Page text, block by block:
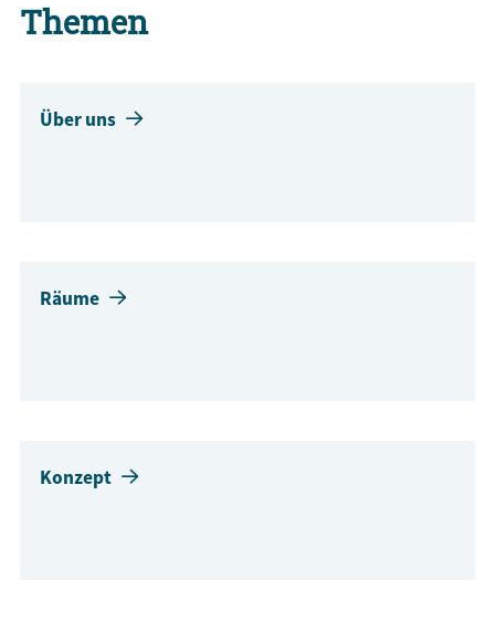
Themen
Über uns
Räume
Konzept